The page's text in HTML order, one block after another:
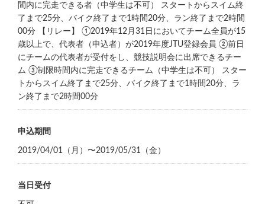
間内に完走できる者（中学生は不可） スタートからスイム終
了まで25分、バイク終了まで1時間20分、ラン終了まで2時間
00分 【リレー】 ①2019年12月31日においてチーム全員が15
歳以上で、代表者（申込者）が2019年度JTU登録会員 ②前日
にチームの代表者が受付をし、競技説明会に出席できるチー
ム ③制限時間内に完走できるチーム（中学生は不可） スター
トからスイム終了まで25分、バイク終了まで1時間20分、ラ
ン終了まで2時間00分
申込期間
2019/04/01（月）〜2019/05/31（金）
当日受付